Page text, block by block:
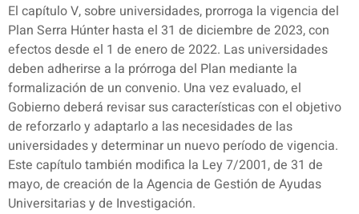
El capítulo V, sobre universidades, prorroga la vigencia del
Plan Serra Húnter hasta el 31 de diciembre de 2023, con
efectos desde el 1 de enero de 2022. Las universidades
deben adherirse a la prórroga del Plan mediante la
formalización de un convenio. Una vez evaluado, el
Gobierno deberá revisar sus características con el objetivo
de reforzarlo y adaptarlo a las necesidades de las
universidades y determinar un nuevo período de vigencia.
Este capítulo también modifica la Ley 7/2001, de 31 de
mayo, de creación de la Agencia de Gestión de Ayudas
Universitarias y de Investigación.